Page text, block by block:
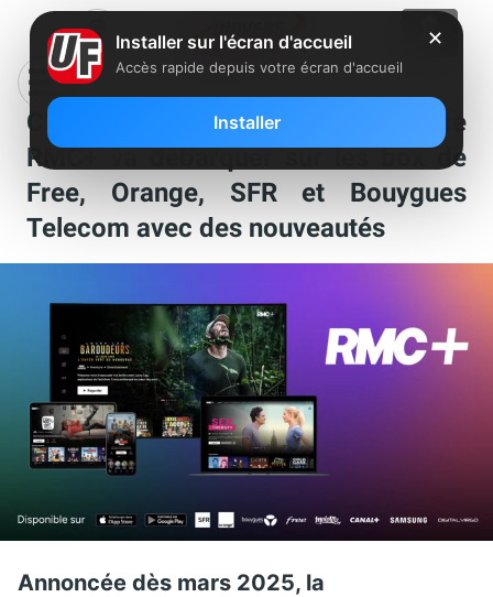
C’est officiel, un nouveau service
RMC+ va débarquer sur les box de
Free, Orange, SFR et Bouygues
Telecom avec des nouveautés
Annoncée dès mars 2025, la
✕
Installer sur l'écran d'accueil
Accès rapide depuis votre écran d'accueil
Installer